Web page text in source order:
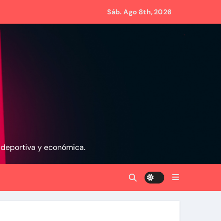
Condominio
propuestas desde las comunidades
a las familias de Venezuela
en una semana
Sáb. Ago 8th, 2026
y económica.